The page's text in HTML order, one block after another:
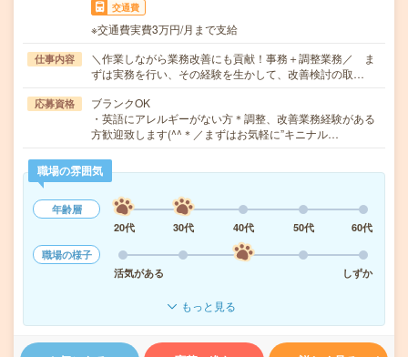
交通費
※交通費実費3万円/月まで支給
仕事内容
＼作業しながら業務改善にも貢献！事務＋調整業務／ ま
ずは実務を行い、その経験を生かして、改善検討の取…
応募資格
ブランクOK
・英語にアレルギーがない方＊調整、改善業務経験がある
方歓迎致します(^^＊／まずはお気軽に”キニナル…
職場の雰囲気
年齢層
20代
30代 40代 50代
60代
職場の様子
活気がある
しずか
もっと見る